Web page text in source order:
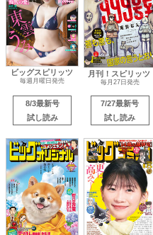
ビッグスピリッツ
毎週月曜日発売
8/3最新号
試し読み
月刊！スピリッツ
毎月27日発売
7/27最新号
試し読み